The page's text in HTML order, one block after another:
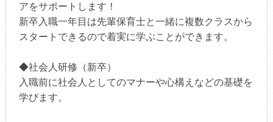
アをサポートします！
新卒入職一年目は先輩保育士と一緒に複数クラスから
スタートできるので着実に学ぶことができます。
◆社会人研修（新卒）
入職前に社会人としてのマナーや心構えなどの基礎を
学びます。